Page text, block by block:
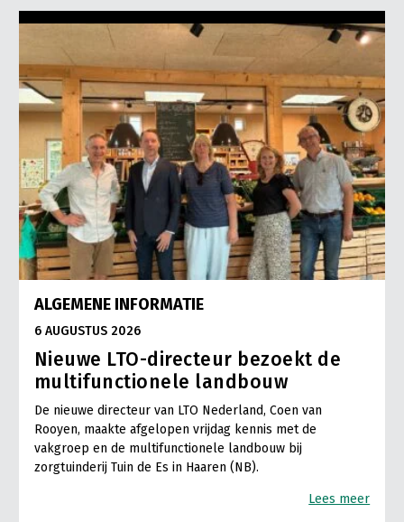
ALGEMENE INFORMATIE
6 AUGUSTUS 2026
Nieuwe LTO-directeur bezoekt de
multifunctionele landbouw
De nieuwe directeur van LTO Nederland, Coen van
Rooyen, maakte afgelopen vrijdag kennis met de
vakgroep en de multifunctionele landbouw bij
zorgtuinderij Tuin de Es in Haaren (NB).
Lees meer